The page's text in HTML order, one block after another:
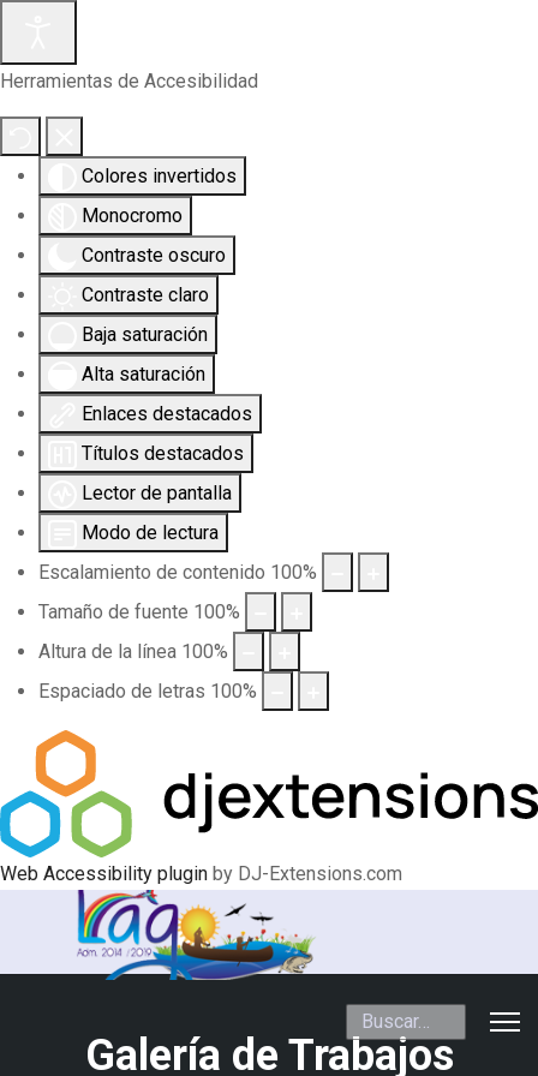
Herramientas de Accesibilidad
Colores invertidos
Monocromo
Contraste oscuro
Contraste claro
Baja saturación
Alta saturación
Enlaces destacados
Títulos destacados
Lector de pantalla
Modo de lectura
Escalamiento de contenido 100%
Tamaño de fuente 100%
Altura de la línea 100%
Espaciado de letras 100%
Web Accessibility plugin by DJ-Extensions.com
Buscar
Galería de Trabajos